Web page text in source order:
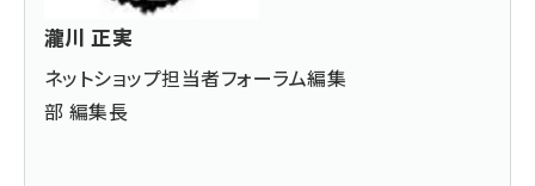
瀧川 正実
ネットショップ担当者フォーラム編集
部 編集長